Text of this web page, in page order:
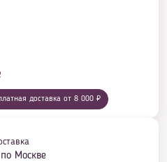
доставка от 8 000 ₽
Москве